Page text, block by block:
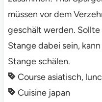
müssen vor dem
geschält werden.
Stange dabei sein,
Stange schälen.
Courseasiatisch,
Cuisine japan